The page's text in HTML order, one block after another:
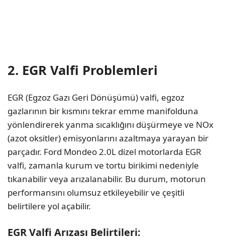
2. EGR Valfi Problemleri
EGR (Egzoz Gazı Geri Dönüşümü) valfi, egzoz
gazlarının bir kısmını tekrar emme manifolduna
yönlendirerek yanma sıcaklığını düşürmeye ve NOx
(azot oksitler) emisyonlarını azaltmaya yarayan bir
parçadır. Ford Mondeo 2.0L dizel motorlarda EGR
valfi, zamanla kurum ve tortu birikimi nedeniyle
tıkanabilir veya arızalanabilir. Bu durum, motorun
performansını olumsuz etkileyebilir ve çeşitli
belirtilere yol açabilir.
EGR Valfi Arızası Belirtileri: